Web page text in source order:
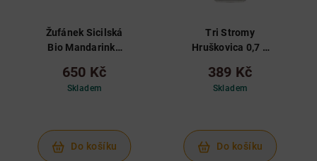
Žufánek Sicilská
Bio Mandarinka
650 Kč
Skladem
Do košíku
Tri Stromy
Hruškovica 0,7 L
389 Kč
Skladem
Do košíku